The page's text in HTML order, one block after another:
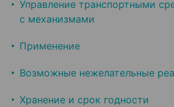
Управление транспортными
с механизмами
Применение
Возможные нежелательные
Хранение и срок годности